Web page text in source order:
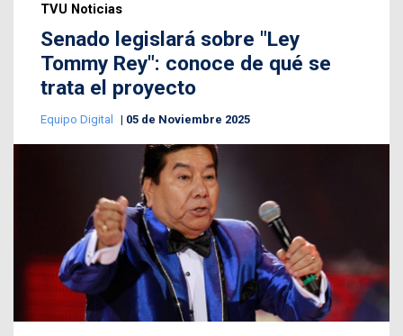
TVU Noticias
Senado legislará sobre "Ley
Tommy Rey": conoce de qué se
trata el proyecto
Equipo Digital 05 de Noviembre 2025